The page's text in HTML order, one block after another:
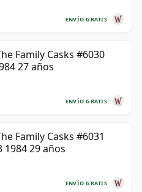
ENVÍO GRATIS
Family Casks #6030
27 años
ENVÍO GRATIS
Family Casks #6031
29 años
ENVÍO GRATIS